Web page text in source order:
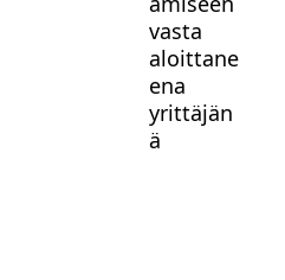
vasta
aloittane
ena
yrittäjän
ä